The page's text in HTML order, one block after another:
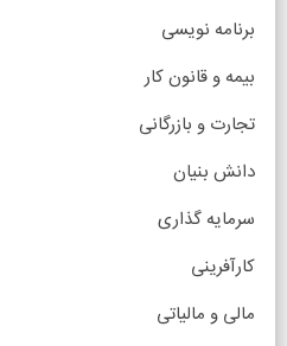
برنامه نویسی
بیمه و قانون کار
تجارت و بازرگانی
دانش بنیان
سرمایه گذاری
کارآفرینی
مالی و مالیاتی